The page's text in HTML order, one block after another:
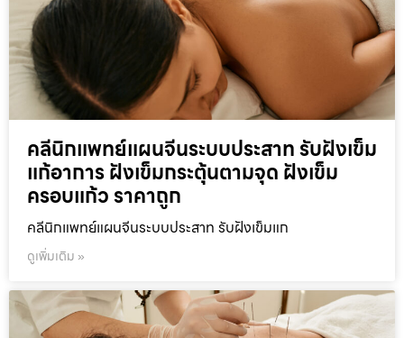
คลีนิกแพทย์แผนจีนระบบประสาท รับฝังเข็ม
แก้อาการ ฝังเข็มกระตุ้นตามจุด ฝังเข็ม
ครอบแก้ว ราคาถูก
คลีนิกแพทย์แผนจีนระบบประสาท รับฝังเข็มแก
ดูเพิ่มเติม »